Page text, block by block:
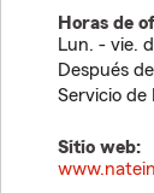
Horas de
Lun. - vie.
Después
Servicio de
Sitio web: